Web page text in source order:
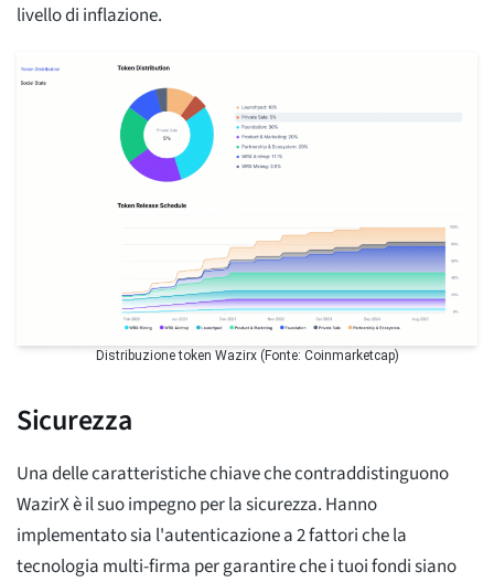
livello di inflazione.
Distribuzione token Wazirx (Fonte: Coinmarketcap)
Sicurezza
Una delle caratteristiche chiave che contraddistinguono
WazirX è il suo impegno per la sicurezza. Hanno
implementato sia l'autenticazione a 2 fattori che la
tecnologia multi-firma per garantire che i tuoi fondi siano